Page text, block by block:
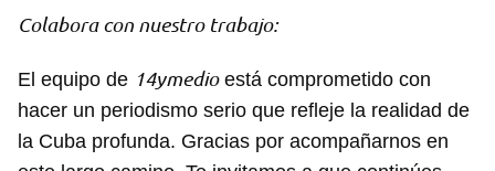
Colabora con nuestro trabajo:
El equipo de 14ymedioestá comprometido con
hacer un periodismo serio que refleje la realidad de
la Cuba profunda. Gracias por acompañarnos en